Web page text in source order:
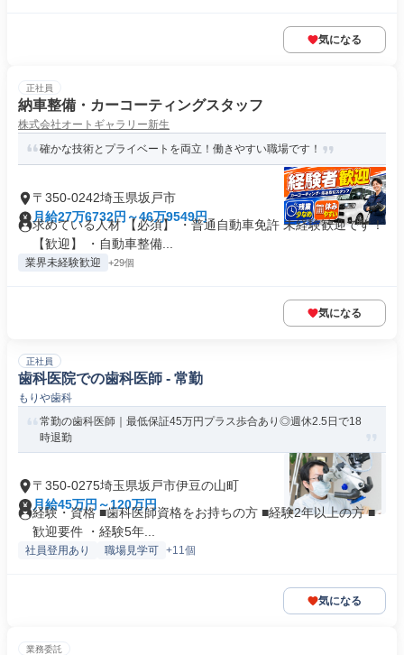
気になる
正社員
納車整備・カーコーティングスタッフ
株式会社オートギャラリー新生
確かな技術とプライベートを両立！働きやすい職場です！
〒350-0242埼玉県坂戸市
月給27万6732円～46万9549円
求めている人材 【必須】 ・普通自動車免許 未経験歓迎です！
【歓迎】 ・自動車整備...
業界未経験歓迎 +29個
気になる
正社員
歯科医院での歯科医師 - 常勤
もりや歯科
常勤の歯科医師｜最低保証45万円プラス歩合あり◎週休2.5日で18
時退勤
〒350-0275埼玉県坂戸市伊豆の山町
月給45万円～120万円
経験・資格 ■歯科医師資格をお持ちの方 ■経験2年以上の方 ■
歓迎要件 ・経験5年...
社員登用あり 職場見学可 +11個
気になる
業務委託